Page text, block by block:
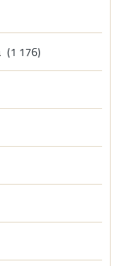
(1 176)